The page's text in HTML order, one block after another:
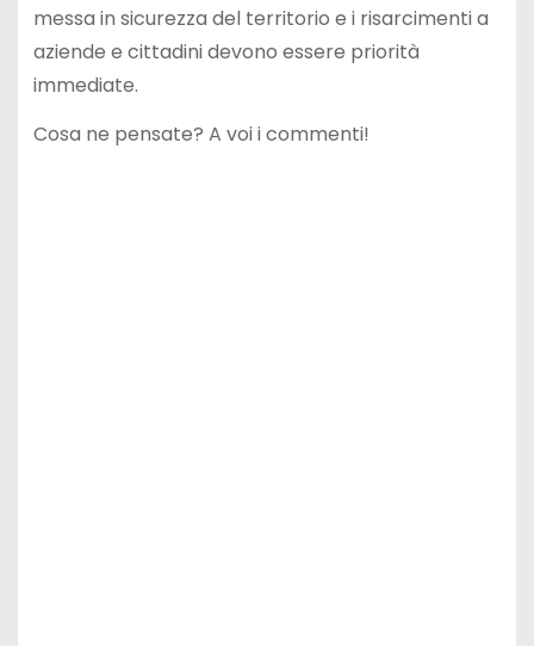
messa in sicurezza del territorio e i risarcimenti a
aziende e cittadini devono essere priorità
immediate.
Cosa ne pensate? A voi i commenti!